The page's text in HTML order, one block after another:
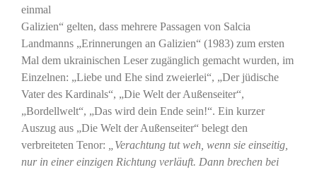
einmal
Galizien“ gelten, dass mehrere Passagen von Salcia
Landmanns „Erinnerungen an Galizien“ (1983) zum ersten
Mal dem ukrainischen Leser zugänglich gemacht wurden, im
Einzelnen: „Liebe und Ehe sind zweierlei“, „Der jüdische
Vater des Kardinals“, „Die Welt der Außenseiter“,
„Bordellwelt“, „Das wird dein Ende sein!“. Ein kurzer
Auszug aus „Die Welt der Außenseiter“ belegt den
verbreiteten Tenor:
„Verachtung tut weh, wenn sie einseitig,
nur in einer einzigen Richtung verläuft. Dann brechen bei